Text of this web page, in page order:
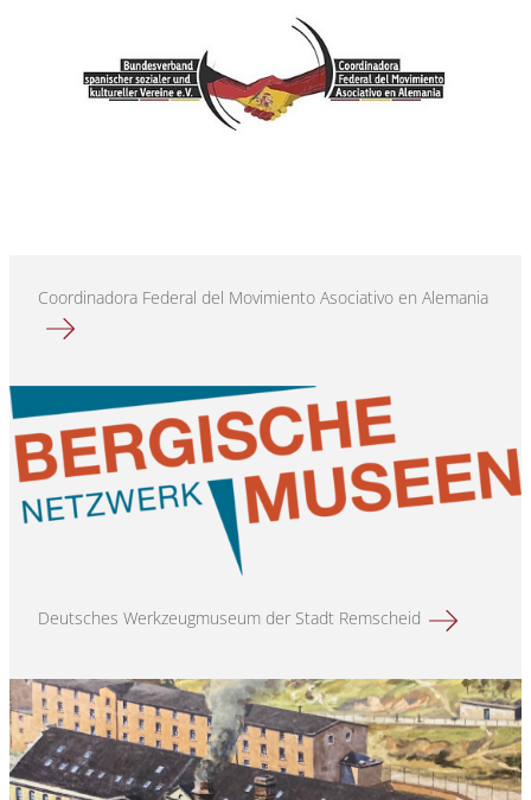
Coordinadora Federal del Movimiento Asociativo en Alemania
Mehr erfahren über
Deutsches Werkzeugmuseum der Stadt Remscheid Mehr